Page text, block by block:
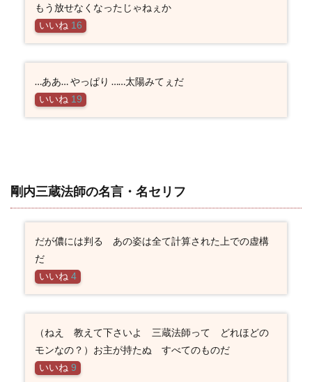
もう放せなくなったじゃねぇか
いいね 16
…ああ… やっぱり ……太陽みてぇだ
いいね 19
剛内三蔵法師の名言・名セリフ
だが儂には判る あの姿は全て計算された上での虚構
だ
いいね 4
（ねえ 教えて下さいよ 三蔵法師って どれほどの
モンなの？）お主が持たぬ すべてのものだ
いいね 9